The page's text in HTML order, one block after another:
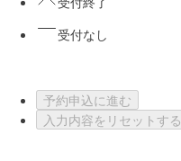
受付なし
予約申込に進む
入力内容をリセットする